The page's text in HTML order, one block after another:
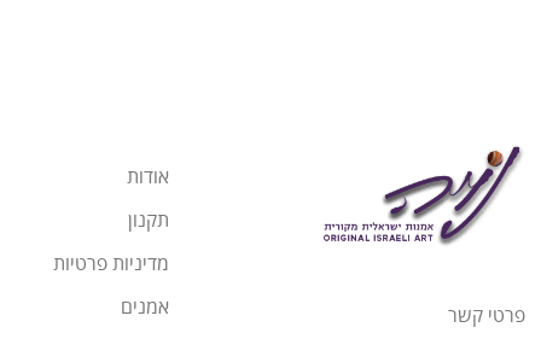
פרטי קשר
אודות
תקנון
מדיניות פרטיות
אמנים